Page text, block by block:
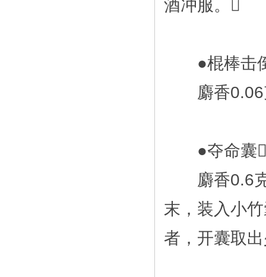
酒冲服。
●棍棒击
麝香0.06
●夺命囊
麝香0.6克
末，装入小
者，开囊取